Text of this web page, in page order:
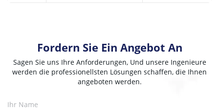
Fordern Sie Ein Angebot An
Sagen Sie uns Ihre Anforderungen, Und unsere Ingenieure
werden die professionellsten Lösungen schaffen, die Ihnen
angeboten werden.
Ihr Name